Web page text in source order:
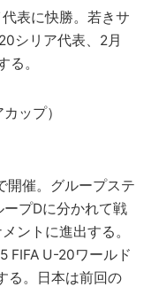
表に快勝。若きサ
シリア代表、2月
。
ップ）
開催。グループステ
プDに分かれて戦
ントに進出する。
FIFA U-20ワールド
る。日本は前回の